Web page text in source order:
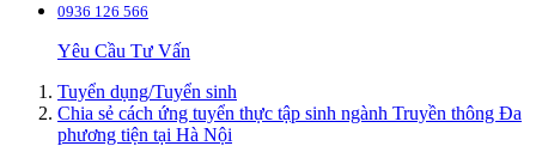
0936 126 566
Yêu Cầu Tư Vấn
Tuyển dụng/Tuyển sinh
Chia sẻ cách ứng tuyển thực tập sinh ngành Truyền thông Đa
phương tiện tại Hà Nội